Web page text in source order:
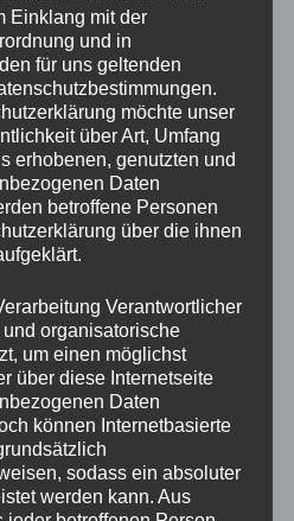
Kauflink.>LINK<
Einklang mit der
und in
für uns geltenden
möchte unser
über Art, Umfang
erhobenen, genutzten und
Daten
betroffene Personen
über die ihnen
Verantwortlicher
organisatorische
um einen möglichst
über diese Internetseite
Daten
können Internetbasierte
sodass ein absoluter
werden kann. Aus